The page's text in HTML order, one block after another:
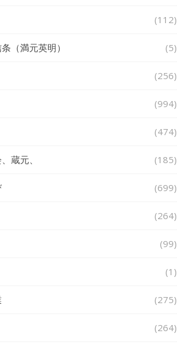
(112)
（満元英明） (5)
(256)
(994)
(474)
蔵元、 (185)
(699)
(264)
(99)
(1)
(275)
(264)